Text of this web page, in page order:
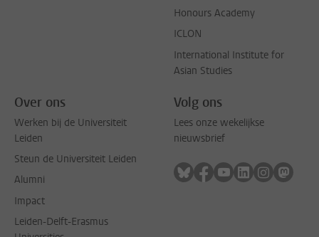
Honours Academy
ICLON
International Institute for
Asian Studies
Over ons
Werken bij de Universiteit
Leiden
Steun de Universiteit Leiden
Alumni
Impact
Leiden-Delft-Erasmus
Volg ons
Lees onze wekelijkse
nieuwsbrief
Volg ons op bluesky
Volg ons op facebook
Volg ons op
Volg ons op
Volg ons
Volg